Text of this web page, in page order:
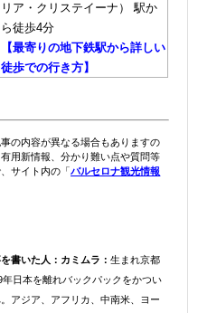
リア・クリステイーナ） 駅か
ら徒歩4分
【最寄りの地下鉄駅から詳しい
徒歩での行き方】
の内容が異なる場合もありますの
用新情報、分かり難い点や質問等
サイト内の「バルセロナ観光情報
書いた人： カミムラ：生まれ京都
年日本を離れバックパックをかつい
アジア、アフリカ、中南米、ヨー